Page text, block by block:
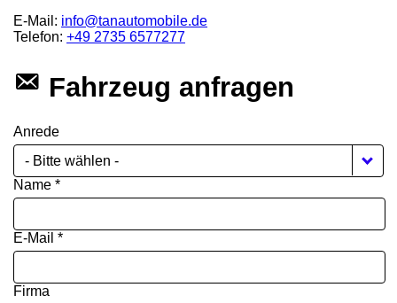
E-Mail: info@tanautomobile.de
Telefon: +49 2735 6577277
Fahrzeug anfragen
Anrede
- Bitte wählen -
Name *
E-Mail *
Firma